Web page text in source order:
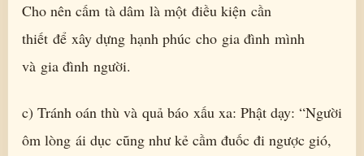
Cho nên cấm tà dâm là một điều kiện cần
thiết để xây dựng hạnh phúc cho gia đình mình
và gia đình người.
c) Tránh oán thù và quả báo xấu xa: Phật dạy: “Người
ôm lòng ái dục cũng như kẻ cầm đuốc đi ngược gió,